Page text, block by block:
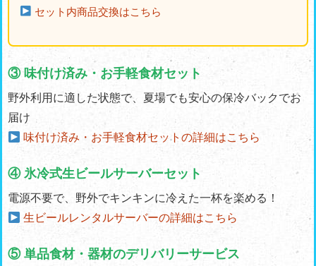
セット内商品交換はこちら
③ 味付け済み・お手軽食材セット
野外利用に適した状態で、夏場でも安心の保冷バックでお
届け
味付け済み・お手軽食材セットの詳細はこちら
④ 氷冷式生ビールサーバーセット
電源不要で、野外でキンキンに冷えた一杯を楽める！
生ビールレンタルサーバーの詳細はこちら
⑤ 単品食材・器材のデリバリーサービス